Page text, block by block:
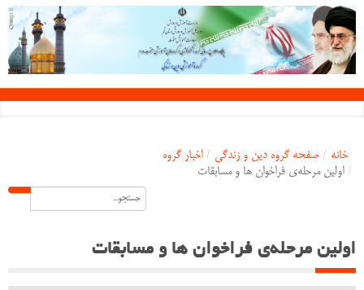
خانه / صفحه گروه دین و زندگی / اخبار گروه
/ اولین مرحله‌ی فراخوان ها و مسابقات
اولین مرحله‌ی فراخوان ها و مسابقات